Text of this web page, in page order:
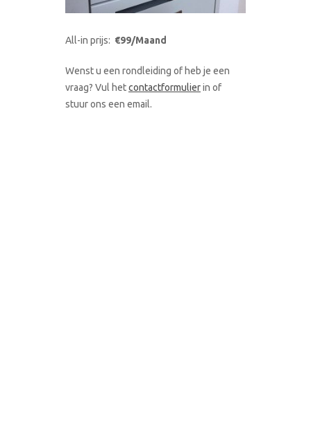
All-in prijs: €99/Maand
Wenst u een rondleiding of heb je een
vraag? Vul hetcontactformulierin of
stuur ons een email.